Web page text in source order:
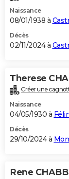
Naissance
08/01/1938 à
Décès
02/11/2024 à
Therese
Créer une
Naissance
04/05/1930 à
Décès
29/10/2024 à
Rene